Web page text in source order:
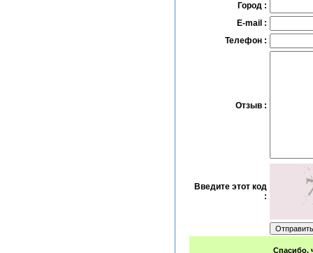
Город :
E-mail :
Телефон :
Отзыв :
Введите этот код
:
Спасибо,